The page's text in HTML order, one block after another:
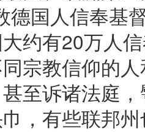
国人信奉基
约有20万人
宗教信仰的
至诉诸法庭
，有些联邦